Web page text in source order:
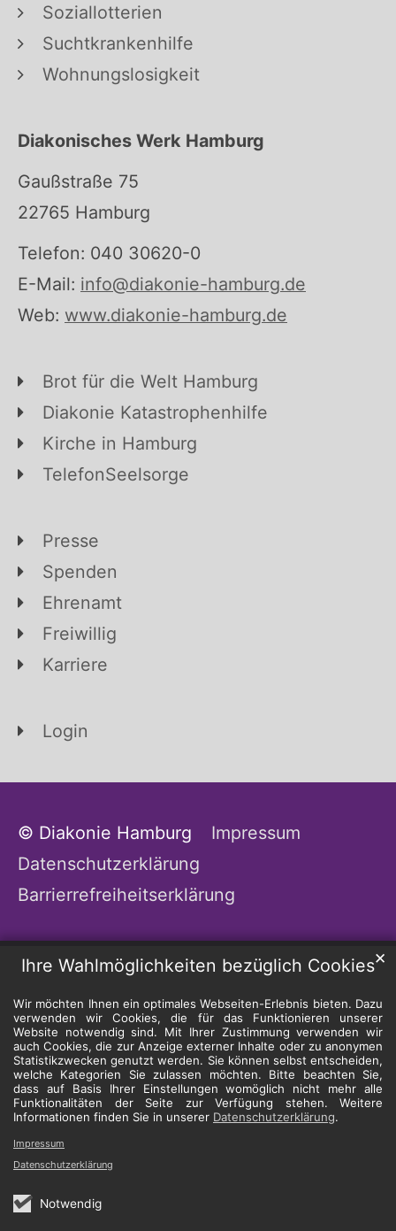
Ihre Wahlmöglichkeiten bezüglich Cookies
Wir möchten Ihnen ein optimales Webseiten-Erlebnis bieten. Dazu
verwenden wir Cookies, die für das Funktionieren unserer
Website notwendig sind. Mit Ihrer Zustimmung verwenden wir
auch Cookies, die zur Anzeige externer Inhalte oder zu anonymen
Statistikzwecken genutzt werden. Sie können selbst entscheiden,
welche Kategorien Sie zulassen möchten. Bitte beachten Sie,
dass auf Basis Ihrer Einstellungen womöglich nicht mehr alle
Funktionalitäten der Seite zur Verfügung stehen. Weitere
Informationen finden Sie in unserer Datenschutzerklärung.
Notwendig
✕
Impressum
Datenschutzerklärung
Soziallotterien
Suchtkrankenhilfe
Wohnungslosigkeit
Diakonisches Werk Hamburg
Gaußstraße 75
22765 Hamburg
Telefon: 040 30620-0
E-Mail: info@diakonie-hamburg.de
Web: www.diakonie-hamburg.de
Brot für die Welt Hamburg
Diakonie Katastrophenhilfe
Kirche in Hamburg
TelefonSeelsorge
Presse
Spenden
Ehrenamt
Freiwillig
Karriere
Login
© Diakonie Hamburg
Impressum
Datenschutzerklärung
Barrierrefreiheitserklärung